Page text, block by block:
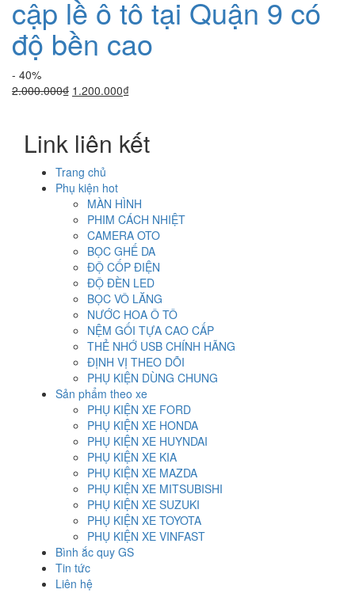
cập lề ô tô tại Quận 9 có
độ bền cao
- 40%
2.000.000₫ Giá
2.000.000₫.
1.200.000₫Giá
là:
1.200.000₫.
Link liên kết
Trang chủ
Phụ kiện hot
MÀN HÌNH
PHIM CÁCH NHIỆT
CAMERA OTO
BỌC GHẾ DA
ĐỘ CỐP ĐIỆN
ĐỘ ĐÈN LED
BỌC VÔ LĂNG
NƯỚC HOA Ô TÔ
NỆM GỐI TỰA CAO CẤP
THẺ NHỚ USB CHÍNH HÃNG
ĐỊNH VỊ THEO DÕI
PHỤ KIỆN DÙNG CHUNG
Sản phẩm theo xe
PHỤ KIỆN XE FORD
PHỤ KIỆN XE HONDA
PHỤ KIỆN XE HUYNDAI
PHỤ KIỆN XE KIA
PHỤ KIỆN XE MAZDA
PHỤ KIỆN XE MITSUBISHI
PHỤ KIỆN XE SUZUKI
PHỤ KIỆN XE TOYOTA
PHỤ KIỆN XE VINFAST
Bình ắc quy GS
Tin tức
Liên hệ